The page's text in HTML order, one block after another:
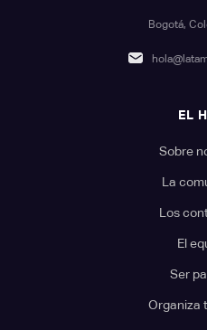
Bogotá,
EL
Sobre
La
Los
El
Ser
Organiza